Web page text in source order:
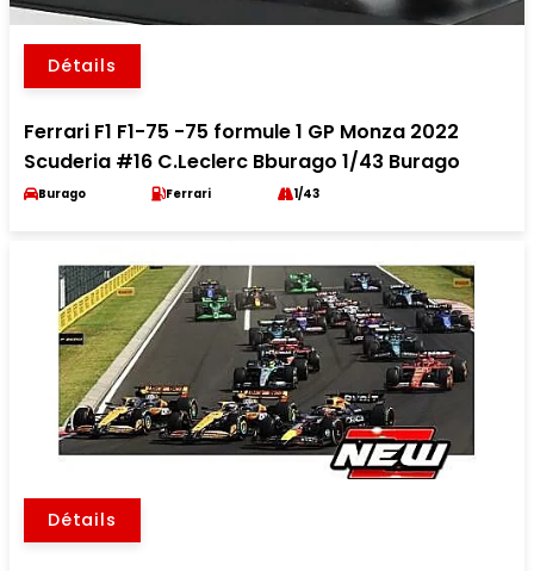
Détails
Ferrari F1 F1-75 -75 formule 1 GP Monza 2022
Scuderia #16 C.Leclerc Bburago 1/43 Burago
Burago Ferrari 1/43
Détails